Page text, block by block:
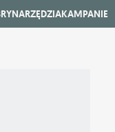
NARZĘDZIAKAMPANIE